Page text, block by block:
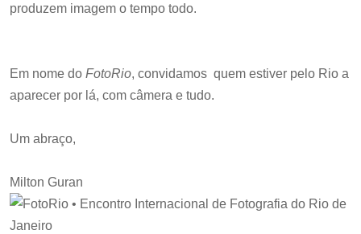
produzem imagem o tempo todo.
Em nome do FotoRio, convidamos quem estiver pelo Rio a
aparecer por lá, com câmera e tudo.
Um abraço,
Milton Guran